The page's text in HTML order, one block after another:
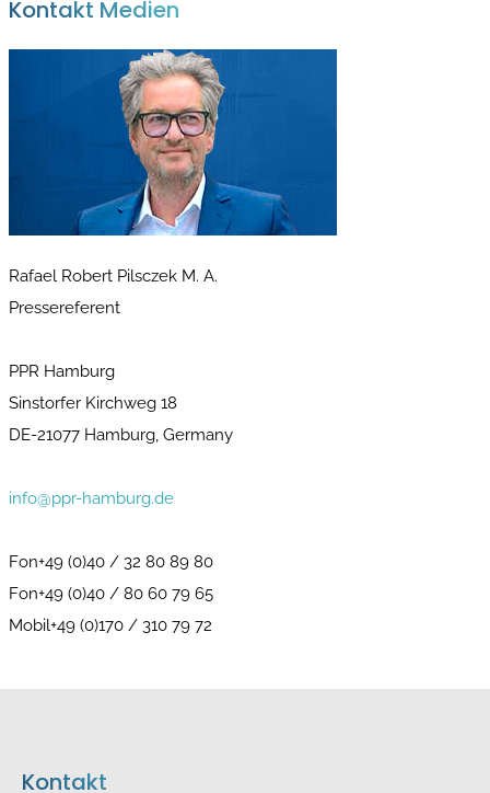
Kontakt Medien
Rafael Robert Pilsczek M. A.
Pressereferent
PPR Hamburg
Sinstorfer Kirchweg 18
DE-21077 Hamburg, Germany
info@ppr-hamburg.de
Fon+49 (0)40 / 32 80 89 80
Fon+49 (0)40 / 80 60 79 65
Mobil+49 (0)170 / 310 79 72
Kontakt